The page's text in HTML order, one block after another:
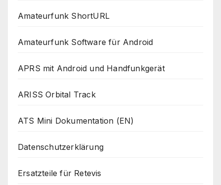
Amateurfunk ShortURL
Amateurfunk Software für Android
APRS mit Android und Handfunkgerät
ARISS Orbital Track
ATS Mini Dokumentation (EN)
Datenschutzerklärung
Ersatzteile für Retevis